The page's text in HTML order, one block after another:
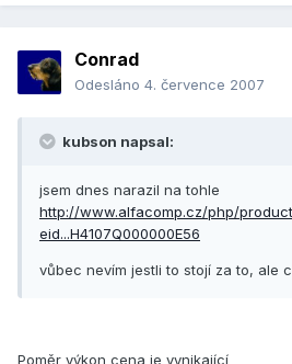
Conrad
Odesláno 4. července 2007
kubson napsal:
jsem dnes narazil na tohle
http://www.alfacomp.cz/php/
eid...H4107Q000000E56
vůbec nevím jestli to stojí za to, ale
Poměr výkon cena je vynikající